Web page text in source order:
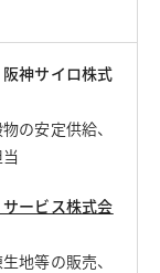
神サイロ株式
の安定供給、
ービス株式会
地等の販売、